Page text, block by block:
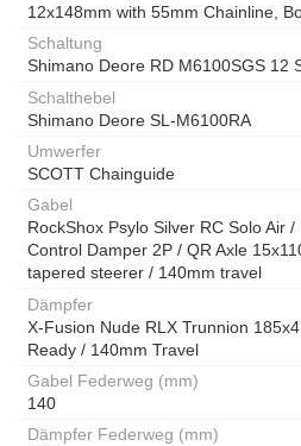
12x148mm with 55mm Chainline,
Schaltung
Shimano Deore RD M6100SGS 12
Schalthebel
Shimano Deore SL-M6100RA
Umwerfer
SCOTT Chainguide
Gabel
RockShox Psylo Silver RC Solo Air
Control Damper 2P / QR Axle
tapered steerer / 140mm travel
Dämpfer
X-Fusion Nude RLX Trunnion
Ready / 140mm Travel
Gabel Federweg (mm)
140
Dämpfer Federweg (mm)